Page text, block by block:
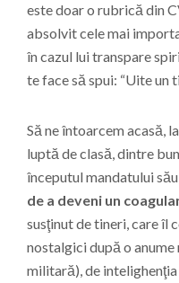
este doar o rubrică din
absolvit cele mai
în cazul lui transpare
te face să spui: “Uite un
Să ne întoarcem acasă,
luptă de clasă, dintre
începutul mandatului
de a deveni un
susţinut de tineri, care îl
nostalgici după o
militară), de